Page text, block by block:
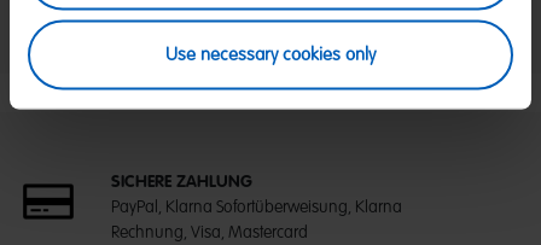
Use necessary cookies only
SICHERE ZAHLUNG
PayPal, Klarna Sofortüberweisung, Klarna
Rechnung, Visa, Mastercard